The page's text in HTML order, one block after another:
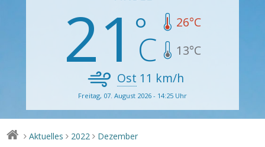
21 26°C
13°C
Ost 11 km/h
Freitag, 07. August 2026 - 14:25 Uhr
> Aktuelles > 2022 > Dezember